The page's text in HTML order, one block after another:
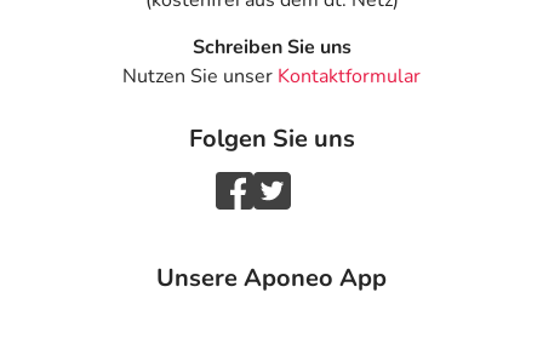
Schreiben Sie uns
Nutzen Sie unser Kontaktformular
Folgen Sie uns
Unsere Aponeo App